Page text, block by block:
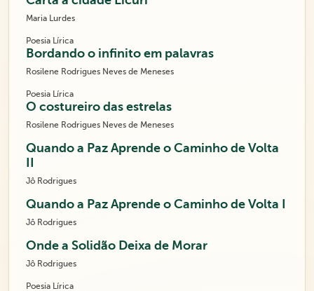
Maria Lurdes
Poesia Lírica
Bordando o infinito em palavras
Rosilene Rodrigues Neves de Meneses
Poesia Lírica
O costureiro das estrelas
Rosilene Rodrigues Neves de Meneses
Quando a Paz Aprende o Caminho de Volta
Jô Rodrigues
Quando a Paz Aprende o Caminho de Volta I
Jô Rodrigues
Onde a Solidão Deixa de Morar
Jô Rodrigues
Poesia Lírica